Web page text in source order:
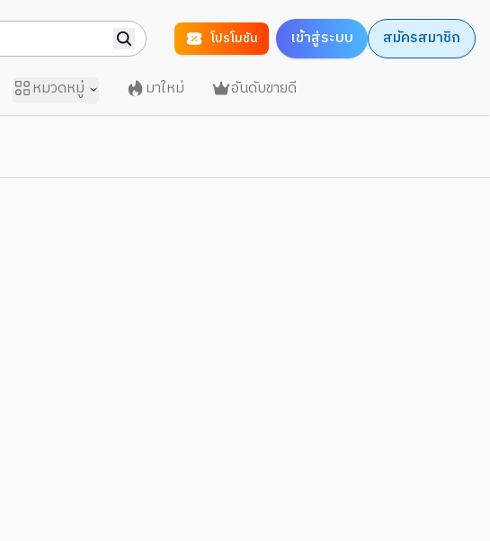
โปรโมชัน เข้าสู่ระบบ สมัครสมาชิก
หมวดหมู่ มาใหม่ อันดับขายดี